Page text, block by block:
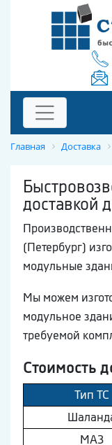
Главная Доставка
доставкой
(Петербург)
модульные
Мы можем
модульное
требуемой
Стоимость
Тип ТС
МAЗ